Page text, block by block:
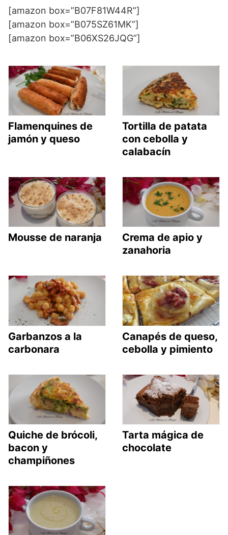
[amazon box=”B07F81W44R”]
[amazon box=”B075SZ61MK”]
[amazon box=”B06XS26JQG”]
Flamenquines de
jamón y queso
Tortilla de patata
con cebolla y
calabacín
Mousse de naranja
Crema de apio y
zanahoria
Garbanzos a la
carbonara
Canapés de queso,
cebolla y pimiento
Quiche de brócoli,
bacon y
champiñones
Tarta mágica de
chocolate